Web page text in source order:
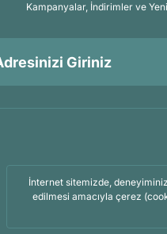
Kampanyalar, İndirimler ve
İnternet sitemizde,
edilmesi amacıyla çerez